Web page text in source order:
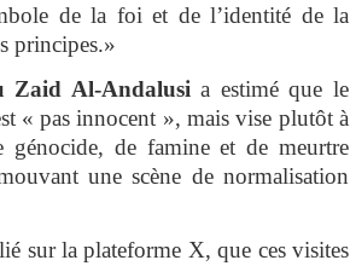
de la foi et de l’identité de la
principes.»
Zaid Al-Andalusi a estimé que le
« pas innocent », mais vise plutôt à
génocide, de famine et de meurtre
une scène de normalisation
sur la plateforme X, que ces visites